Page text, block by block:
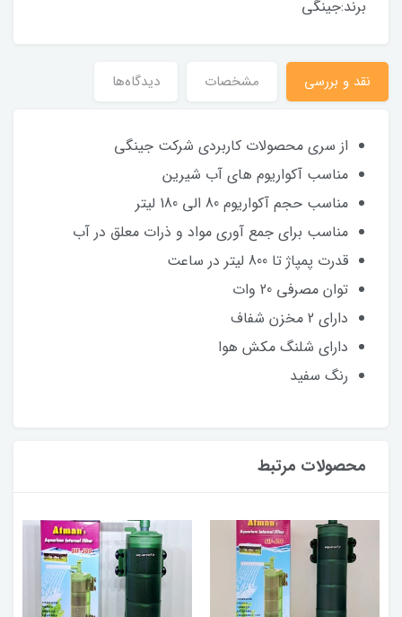
برند:جینگی
نقد و بررسی مشخصات دیدگاه‌ها
از سری محصولات کاربردی شرکت جینگی
مناسب آکواریوم های آب شیرین
مناسب حجم آکواریوم 80 الی 180 لیتر
مناسب برای جمع آوری مواد و ذرات معلق در آب
قدرت پمپاژ تا 800 لیتر در ساعت
توان مصرفی 20 وات
دارای 2 مخزن شفاف
دارای شلنگ مکش هوا
رنگ سفید
محصولات مرتبط